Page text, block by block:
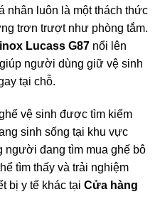
nhân luôn là một thách thức
trơn trượt như phòng tắm.
Lucass G87 nổi lên
người dùng giữ vệ sinh
tại chỗ.
vệ sinh được tìm kiếm
sinh sống tại khu vực
người đang tìm mua ghế bô
tìm thấy và trải nghiệm
bị y tế khác tại Cửa hàng